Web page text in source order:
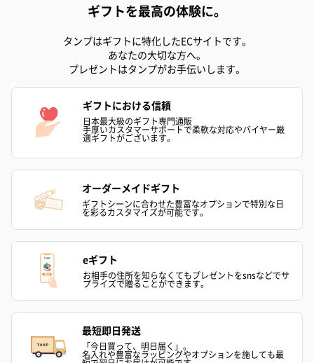
ギフトを最高の体験に。
タンプはギフトに特化したECサイトです。
あなたの大切な方へ。
プレゼントはタンプがお手伝いします。
ギフトにおける信頼
日本最大級のギフト専門通販
手厚いカスタマーサポートで柔軟な対応やバイヤー厳
選ギフトがございます。
オーダーメイドギフト
ギフトシーンに合わせた豊富なオプションで特別な日
を彩るカスタマイズが可能です。
eギフト
お相手の住所を知らなくてもプレゼントをsnsなどでサ
プライズで贈ることができます。
最短即日発送
「今日買って、明日届く」。
名入れや豊富なラッピングやオプションを施しても最